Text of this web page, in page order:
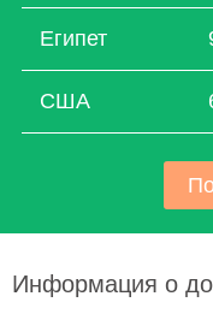
Египет
США
Информация о